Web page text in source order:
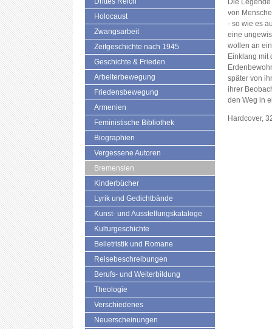
Holocaust
Zwangsarbeit
Zeitgeschichte nach 1945
Geschichte & Frieden
Arbeiterbewegung
Friedensbewegung
Armenien
Feministische Bibliothek
Biographien
Vergessene Autoren
Bremensien
Kinderbücher
Lyrik und Gedichtbände
Kunst- und Ausstellungskataloge
Kulturgeschichte
Belletristik und Romane
Reisebeschreibungen
Berufs- und Weiterbildung
Theologie
Verschiedenes
Neuerscheinungen
Die
von
- so wie es
eine
wollen an
Einklang mit
später von
ihrer
den Weg in
Hardcover,